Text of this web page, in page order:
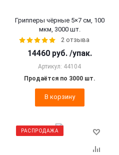
Грипперы чёрные 5×7 см, 100
мкм, 3000 шт.
2 отзыва
14460 руб. /упак.
Артикул: 44104
Продаётся по 3000 шт.
В корзину
РАСПРОДАЖА